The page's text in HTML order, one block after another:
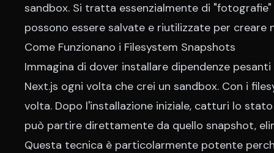
sandbox. Si tratta essenzialmente di
possono essere salvate e riutilizzate per creare
Come Funzionano i Filesystem Snapshots
Immagina di dover installare dipendenze
Next.js ogni volta che crei un sandbox. Con i
volta. Dopo l'installazione iniziale, catturi lo
può partire direttamente da quello snapshot,
Questa tecnica è particolarmente potente